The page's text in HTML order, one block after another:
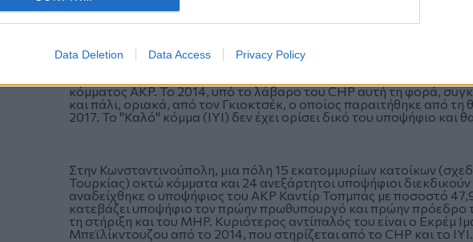
Data Deletion Data Access Privacy Policy
οποίος στηρίζεται και από το MHP.
Το CHP κατεβάζει τον Μανσούρ Γιαβάς, που διεκδικεί για τρίτη
είχε κατέβει με το MHP) απέσπασε ποσοστό 25% αλλά ηττήθηκε
κόμματος AKP. Το 2014, υπό το λάβαρο του CHP αυτή τη φορά,
και πάλι, οριακά, από τον Γκιοκτσέκ, ο οποίος παραιτήθηκε από
2017. Το "Καλό" κόμμα (IYI) δεν έχει ορίσει δικό του υποψήφιο και θα
Στην Κωνσταντινούπολη, μια πόλη 15 εκατομμυρίων κατοίκων
Τουρκίας) οκτώ κόμματα και 24 ανεξάρτητοι υποψήφιοι
αναδείχθηκε ο υποψήφιος του AKP Καντίρ Τοπμπάς με ποσοστό
κατεβάζει υποψήφιο τον πρώην πρωθυπουργό και πρώην πρόεδρο
τη στήριξη και του MHP. Κυριότερος αντίπαλός του είναι ο Εκρέμ
Μπεϊλίκντουζου από το 2014, που στηρίζεται από το CHP και το IYI.